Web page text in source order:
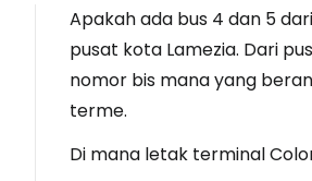
Apakah ada bus 4 dan 5
pusat kota Lamezia. Dari
nomor bis mana yang
terme.
Di mana letak terminal